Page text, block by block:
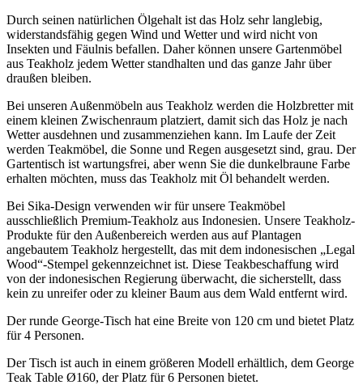
Durch seinen natürlichen Ölgehalt ist das Holz sehr langlebig,
widerstandsfähig gegen Wind und Wetter und wird nicht von
Insekten und Fäulnis befallen. Daher können unsere Gartenmöbel
aus Teakholz jedem Wetter standhalten und das ganze Jahr über
draußen bleiben.
Bei unseren Außenmöbeln aus Teakholz werden die Holzbretter mit
einem kleinen Zwischenraum platziert, damit sich das Holz je nach
Wetter ausdehnen und zusammenziehen kann. Im Laufe der Zeit
werden Teakmöbel, die Sonne und Regen ausgesetzt sind, grau. Der
Gartentisch ist wartungsfrei, aber wenn Sie die dunkelbraune Farbe
erhalten möchten, muss das Teakholz mit Öl behandelt werden.
Bei Sika-Design verwenden wir für unsere Teakmöbel
ausschließlich Premium-Teakholz aus Indonesien. Unsere Teakholz-
Produkte für den Außenbereich werden aus auf Plantagen
angebautem Teakholz hergestellt, das mit dem indonesischen „Legal
Wood“-Stempel gekennzeichnet ist. Diese Teakbeschaffung wird
von der indonesischen Regierung überwacht, die sicherstellt, dass
kein zu unreifer oder zu kleiner Baum aus dem Wald entfernt wird.
Der runde George-Tisch hat eine Breite von 120 cm und bietet Platz
für 4 Personen.
Der Tisch ist auch in einem größeren Modell erhältlich, dem George
Teak Table Ø160, der Platz für 6 Personen bietet.